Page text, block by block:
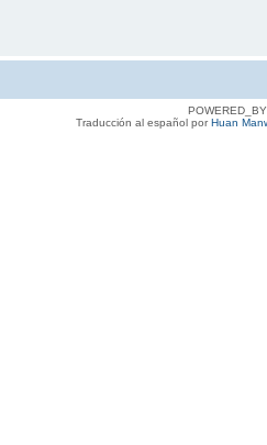
POWERED_BY
Traducción al español porHuan